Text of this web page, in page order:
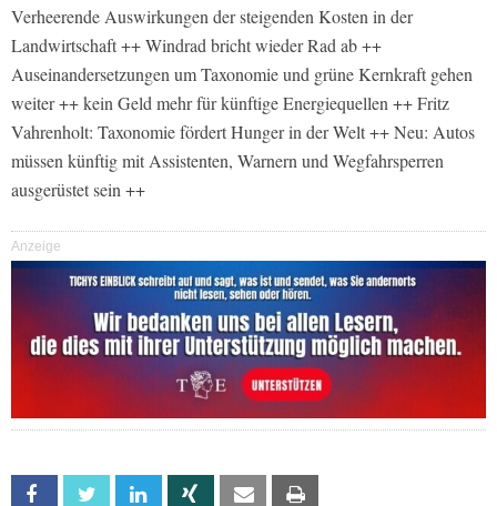
Verheerende Auswirkungen der steigenden Kosten in der
Landwirtschaft ++ Windrad bricht wieder Rad ab ++
Auseinandersetzungen um Taxonomie und grüne Kernkraft gehen
weiter ++ kein Geld mehr für künftige Energiequellen ++ Fritz
Vahrenholt: Taxonomie fördert Hunger in der Welt ++ Neu: Autos
müssen künftig mit Assistenten, Warnern und Wegfahrsperren
ausgerüstet sein ++
Anzeige
Facebook Twitter Linkedin Xing Email